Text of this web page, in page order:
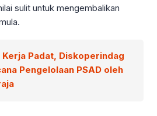
sulit untuk mengembalikan
Kerja Padat, Diskoperindag
Pengelolaan PSAD oleh